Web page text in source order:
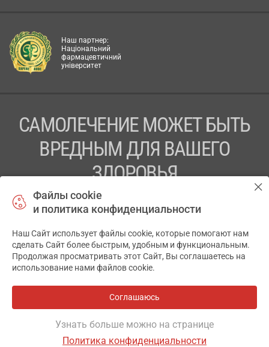
Наш партнер:
Національний
фармацевтичний
університет
САМОЛЕЧЕНИЕ МОЖЕТ БЫТЬ
ВРЕДНЫМ ДЛЯ ВАШЕГО
ЗДОРОВЬЯ
ПЕРЕД ПРИМЕНЕНИЕМ ПРЕПАРАТА
ПРОКОНСУЛЬТИРУЙТЕСЬ С ВРАЧОМ
ТОВ «АПТЕКА 911.ЮА» Код ЄДРПОУ 43631965.
Отказ от ответственности
АПТЕКА911.ЮА
Файлы cookie
и политика конфиденциальности
Наш Сайт использует файлы cookie, которые помогают нам
сделать Сайт более быстрым, удобным и функциональным.
Продолжая просматривать этот Сайт, Вы соглашаетесь на
использование нами файлов cookie.
Соглашаюсь
Узнать больше можно на странице
Политика конфиденциальности
✕